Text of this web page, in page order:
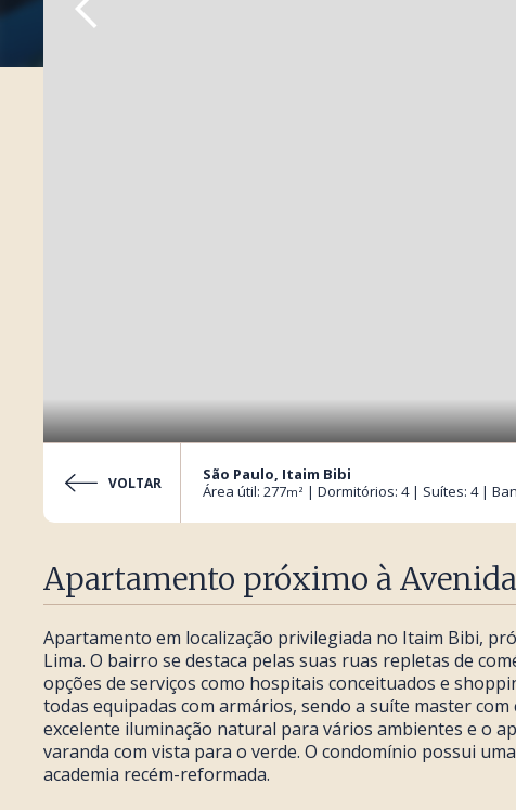
VOLTAR
São Paulo, Itaim Bibi
Área útil: 277m² | Dormitórios: 4 | Suítes: 4 |
Apartamento próximo à
Apartamento em localização privilegiada no Itaim Bibi,
Lima. O bairro se destaca pelas suas ruas repletas de
opções de serviços como hospitais conceituados e
todas equipadas com armários, sendo a suíte master
excelente iluminação natural para vários ambientes e o
varanda com vista para o verde. O condomínio possui
academia recém-reformada.